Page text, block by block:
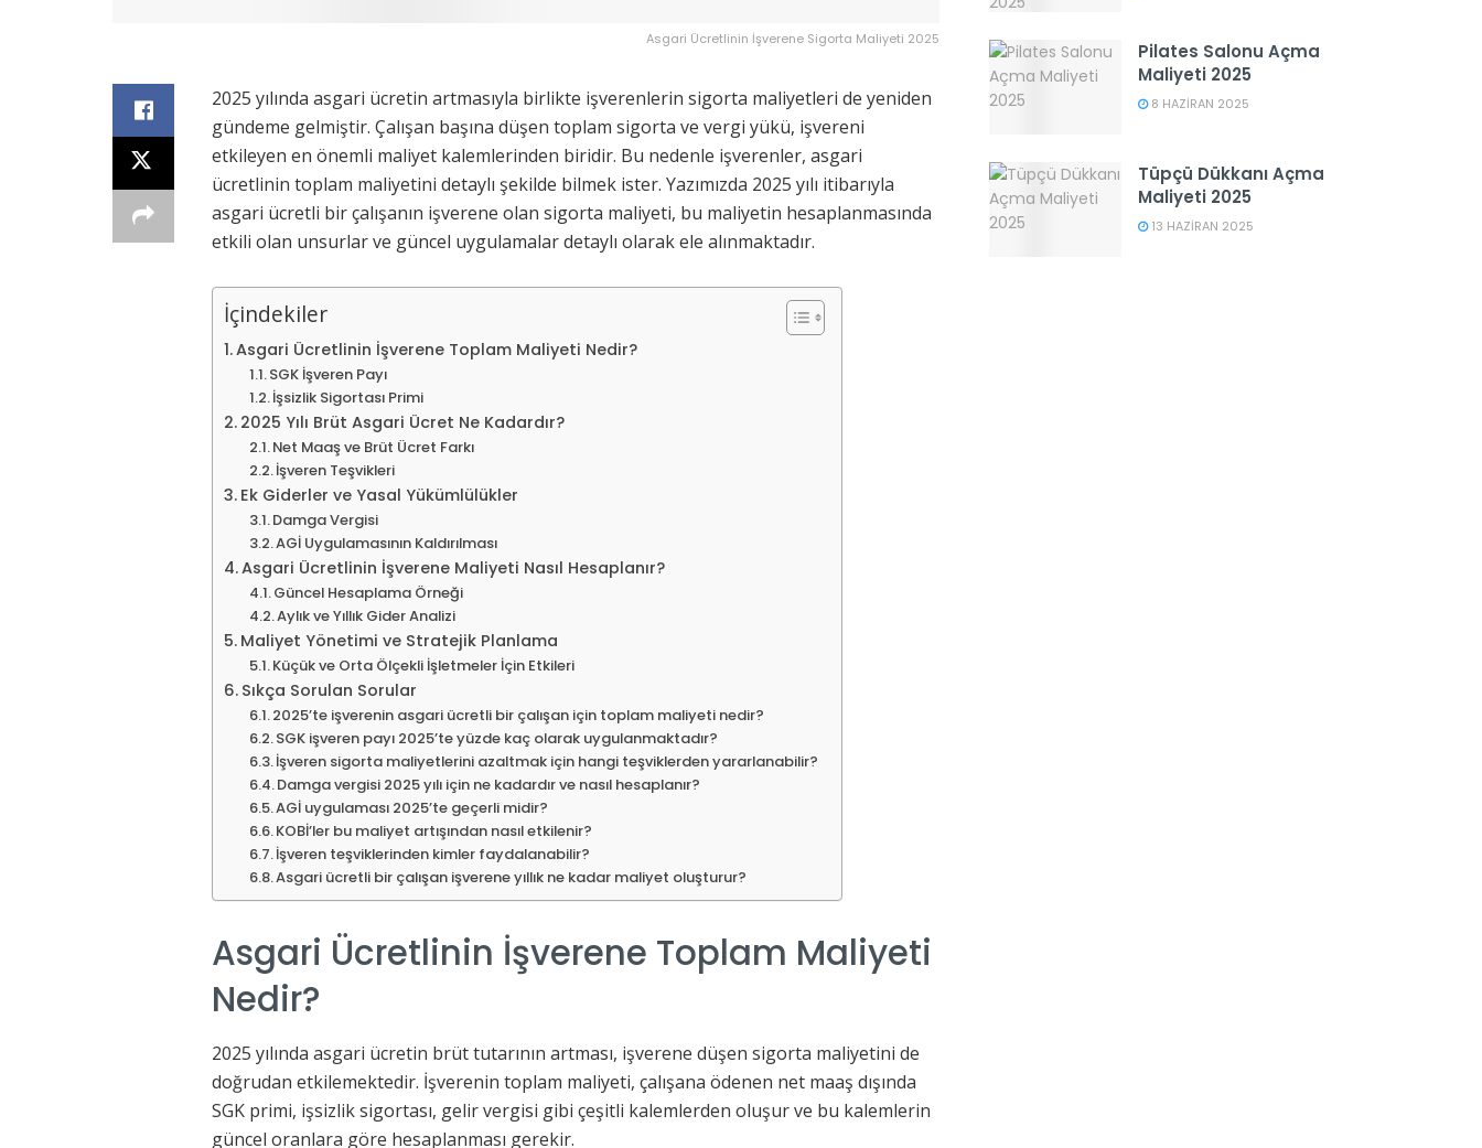
Asgari Ücretlinin İşverene Sigorta Maliyeti 2025
2025 yılında asgari ücretin artmasıyla birlikte işverenlerin sigorta maliyetleri de yeniden
gündeme gelmiştir. Çalışan başına düşen toplam sigorta ve vergi yükü, işvereni
etkileyen en önemli maliyet kalemlerinden biridir. Bu nedenle işverenler, asgari
ücretlinin toplam maliyetini detaylı şekilde bilmek ister. Yazımızda 2025 yılı itibarıyla
asgari ücretli bir çalışanın işverene olan sigorta maliyeti, bu maliyetin hesaplanmasında
etkili olan unsurlar ve güncel uygulamalar detaylı olarak ele alınmaktadır.
İçindekiler
Asgari Ücretlinin İşverene Toplam Maliyeti Nedir?
SGK İşveren Payı
İşsizlik Sigortası Primi
2025 Yılı Brüt Asgari Ücret Ne Kadardır?
Net Maaş ve Brüt Ücret Farkı
İşveren Teşvikleri
Ek Giderler ve Yasal Yükümlülükler
Damga Vergisi
AGİ Uygulamasının Kaldırılması
Asgari Ücretlinin İşverene Maliyeti Nasıl Hesaplanır?
Güncel Hesaplama Örneği
Aylık ve Yıllık Gider Analizi
Maliyet Yönetimi ve Stratejik Planlama
Küçük ve Orta Ölçekli İşletmeler İçin Etkileri
Sıkça Sorulan Sorular
2025’te işverenin asgari ücretli bir çalışan için toplam maliyeti nedir?
SGK işveren payı 2025’te yüzde kaç olarak uygulanmaktadır?
İşveren sigorta maliyetlerini azaltmak için hangi teşviklerden yararlanabilir?
Damga vergisi 2025 yılı için ne kadardır ve nasıl hesaplanır?
AGİ uygulaması 2025’te geçerli midir?
KOBİ’ler bu maliyet artışından nasıl etkilenir?
İşveren teşviklerinden kimler faydalanabilir?
Asgari ücretli bir çalışan işverene yıllık ne kadar maliyet oluşturur?
Asgari Ücretlinin İşverene Toplam Maliyeti
Nedir?
2025 yılında asgari ücretin brüt tutarının artması, işverene düşen sigorta maliyetini de
doğrudan etkilemektedir. İşverenin toplam maliyeti, çalışana ödenen net maaş dışında
SGK primi, işsizlik sigortası, gelir vergisi gibi çeşitli kalemlerden oluşur ve bu kalemlerin
güncel oranlara göre hesaplanması gerekir.
Pilates Salonu Açma
Maliyeti 2025
8 HAZIRAN 2025
Tüpçü Dükkanı Açma
Maliyeti 2025
13 HAZIRAN 2025